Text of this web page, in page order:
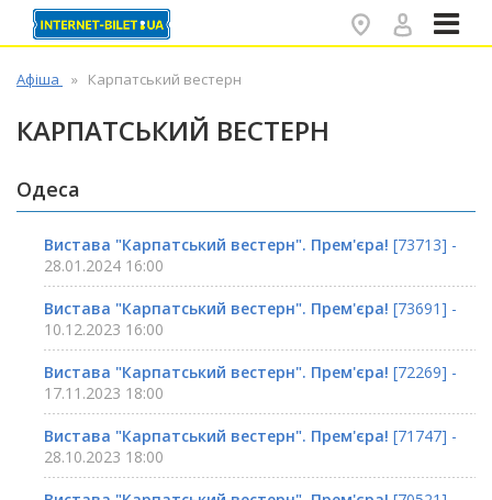
Афіша Карпатський вестерн
КАРПАТСЬКИЙ ВЕСТЕРН
Одеса
Вистава "Карпатський вестерн". Прем'єра! [73713] -
28.01.2024 16:00
Вистава "Карпатський вестерн". Прем'єра! [73691] -
10.12.2023 16:00
Вистава "Карпатський вестерн". Прем'єра! [72269] -
17.11.2023 18:00
Вистава "Карпатський вестерн". Прем'єра! [71747] -
28.10.2023 18:00